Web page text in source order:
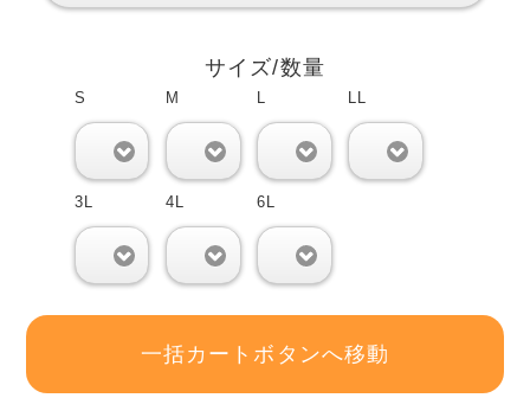
サイズ/数量
S M L LL
3L 4L 6L
一括カートボタンへ移動